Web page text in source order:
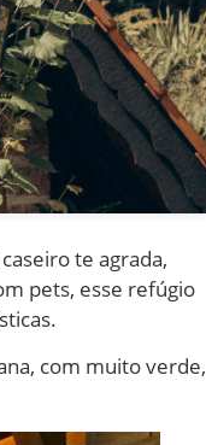
te agrada,
pets, esse refúgio
com muito verde,